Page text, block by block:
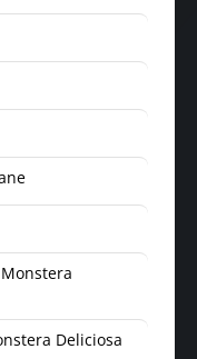
Deliciosa